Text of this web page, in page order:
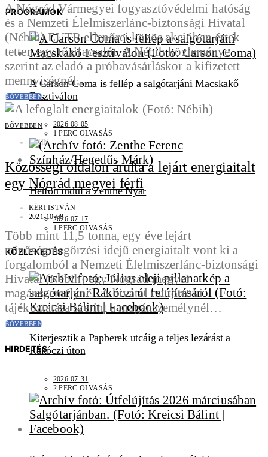
PROGRAMOK
A Carson Coma is fellép a salgótarjáni Macskakő
Fesztiválon
2026-08-05
1 PERC OLVASÁS
Hétfőn indul a Zenthe Nyár
2026-07-17
1 PERC OLVASÁS
KÖZLEKEDÉS
Kiterjesztik a Papberek utcáig a teljes lezárást a
Rákóczi úton
2026-07-31
2 PERC OLVASÁS
A Nógrád Vármegyei fogyasztóvédelmi hatóság
és a Nemzeti Élelmiszerlánc-biztonsági Hivatal
(Nébih) EUTR ellenőrei közös akcióban értek
tetten egy tűzifacsalót. A Nébih közleménye
szerint az eladó a próbavásárláskor a kifizetett
mennyiségnél…
BŐVEBBEN
BŐVEBBEN
1 MIN
Közösségi oldalon árulta a lejárt energiaitalt
egy Nógrád megyei férfi
KÉRI ISTVÁN
2021-10-08
Több mint 11,5 tonna, egy éve lejárt
minőségmegőrzési idejű energiaitalt vont ki a
forgalomból a Nemzeti Élelmiszerlánc-biztonsági
Hivatal (Nébih) egy Nógrád megyei
magánszemélynél. A hivatal csütörtöki
tájékoztatása szerint a magánszemélynél…
BŐVEBBEN
HIRDETÉS